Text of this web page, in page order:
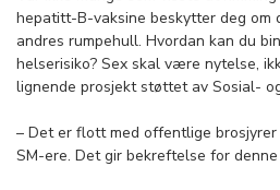
hepatitt-B-vaksine beskytter deg om
andres rumpehull. Hvordan kan du
helserisiko? Sex skal være nytelse,
lignende prosjekt støttet av Sosial-
– Det er flott med offentlige
SM-ere. Det gir bekreftelse for